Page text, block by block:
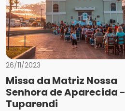
26/11/2023
Missa da Matriz Nossa
Senhora de Aparecida -
Tuparendi